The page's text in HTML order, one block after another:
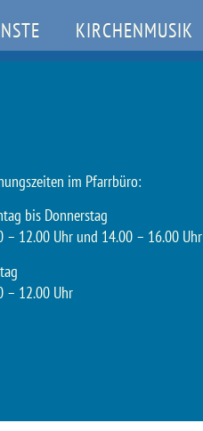
KIRCHENMUSIK
im Pfarrbüro:
bis Donnerstag
– 12.00 Uhr und 14.00 – 16.00 Uhr
– 12.00 Uhr